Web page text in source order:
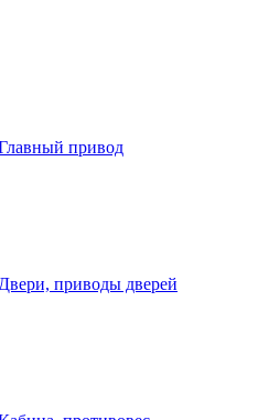
привод
Двери, приводы дверей